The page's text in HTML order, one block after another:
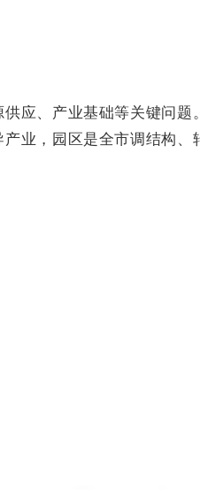
应、产业基础等关键问
业，园区是全市调结构